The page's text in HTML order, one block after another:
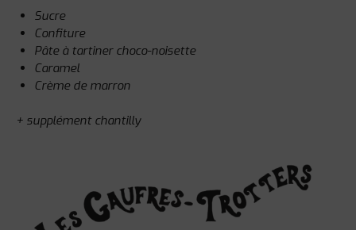
Sucre
Confiture
Pâte à tartiner choco-noisette
Caramel
Crème de marron
+ supplément chantilly